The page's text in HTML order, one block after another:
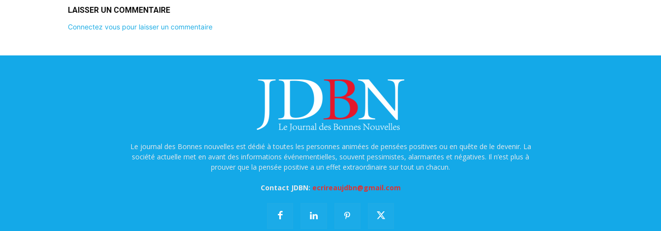
LAISSER UN COMMENTAIRE
Connectez vous pour laisser un commentaire
Le journal des Bonnes nouvelles est dédié à toutes les personnes animées de pensées positives ou en quête de le devenir. La
société actuelle met en avant des informations événementielles, souvent pessimistes, alarmantes et négatives. Il n’est plus à
prouver que la pensée positive a un effet extraordinaire sur tout un chacun.
Contact JDBN: ecrireaujdbn@gmail.com